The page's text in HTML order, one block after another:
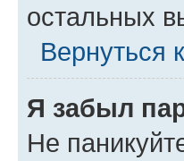
остальных
Вернуться
Я забыл
Не